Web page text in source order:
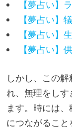
【夢占い】
【夢占い】
【夢占い】
【夢占い】
しかし、この
れ、無理をし
ます。時には
につながること